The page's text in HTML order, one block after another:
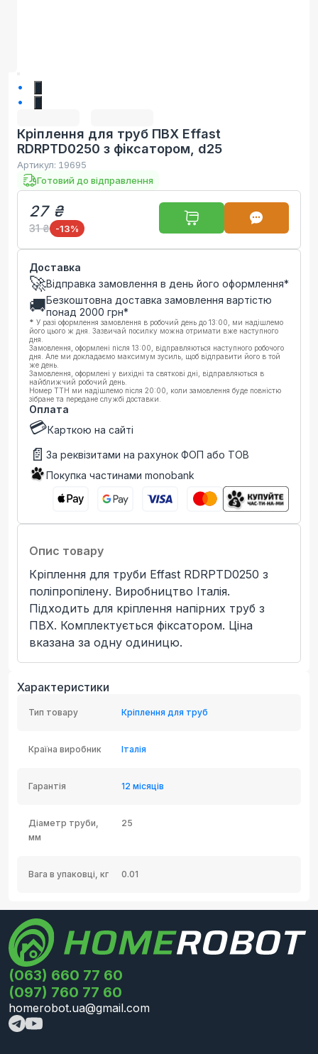
Кріплення для труб ПВХ Effast
RDRPTD0250 з фіксатором, d25
Артикул: 19695
Готовий до відправлення
27 ₴
31 ₴ -13%
Доставка
🚀Відправка замовлення в день його оформлення*
🚚Безкоштовна доставка замовлення вартістю
понад 2000 грн*
* У разі оформлення замовлення в робочий день до 13:00, ми надішлемо
його цього ж дня. Зазвичай посилку можна отримати вже наступного
дня.
Замовлення, оформлені після 13:00, відправляються наступного робочого
дня. Але ми докладаємо максимум зусиль, щоб відправити його в той
же день.
Замовлення, оформлені у вихідні та святкові дні, відправляються в
найближчий робочий день.
Номер ТТН ми надішлемо після 20:00, коли замовлення буде повністю
зібране та передане службі доставки.
Оплата
💳Карткою на сайті
📄 За реквізитами на рахунок ФОП або ТОВ
Покупка частинами monobank
Опис товару
Кріплення для труби Effast RDRPTD0250 з
поліпропілену. Виробництво Італія.
Підходить для кріплення напірних труб з
ПВХ. Комплектується фіксатором. Ціна
вказана за одну одиницю.
Характеристики
Тип товару Кріплення для труб
Країна виробник Італія
Гарантія 12 місяців
Діаметр труби,
мм
25
Вага в упаковці, кг 0.01
(063) 660 77 60
(097) 760 77 60
homerobot.ua@gmail.com